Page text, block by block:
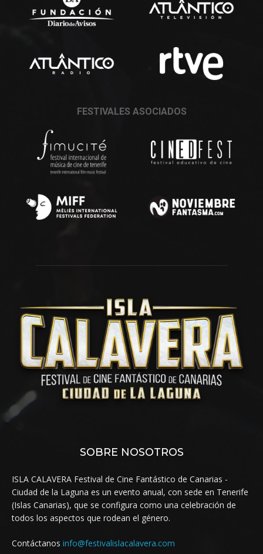
FESTIVALES ASOCIADOS
SOBRE NOSOTROS
ISLA CALAVERA Festival de Cine Fantástico de Canarias -
Ciudad de la Laguna es un evento anual, con sede en Tenerife
(Islas Canarias), que se configura como una celebración de
todos los aspectos que rodean el género.
Contáctanos info@festivalislacalavera.com